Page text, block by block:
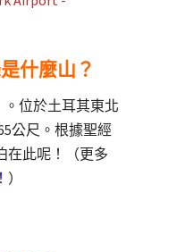
什麼山？
。位於土耳其東北
公尺。根據聖經
在此呢！（更多
）